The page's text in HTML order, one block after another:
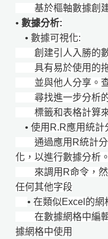
基於樞軸數據創建
•數據分析:
•數據可視化:
創建引人入勝的數
具有易於使用的拖
並與他人分享。查
尋找進一步分析的
標籤和表格計算來
•使用R.R應用統計
通過應用R統計分
化，以進行數據分析。
來調用R命令，然
任何其他字段
•在類似Excel的網
在數據網格中編輯
據網格中使用